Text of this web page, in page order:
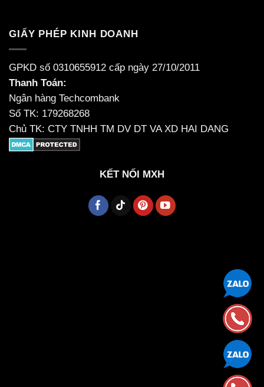
GIẤY PHÉP KINH DOANH
GPKD số 0310655912 cấp ngày 27/10/2011
Thanh Toán:
Ngân hàng Techcombank
Số TK: 179268268
Chủ TK: CTY TNHH TM DV DT VA XD HAI DANG
KẾT NỐI MXH